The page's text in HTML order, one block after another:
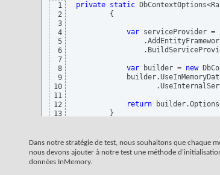
1
2
3
4
5
6
7
8
9
10
11
12
13
private static
{
var serviceProvider =
var builder = new
return
}
Dans notre stratégie de test, nous souhaitons que chaque
nous devons ajouter à notre test une méthode
données InMemory.